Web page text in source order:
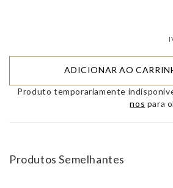
ADICIONAR AO
Produto temporariamente
nos para
Produtos Semelhantes